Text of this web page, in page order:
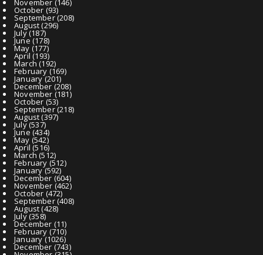
November (146)
October (93)
September(208)
August(296)
July(187)
June(178)
May (177)
April (193)
March (192)
February (169)
January(201)
December (208)
November (181)
October (53)
September(218)
August(397)
July(537)
June(434)
May (542)
April (516)
March (512)
February (512)
January(592)
December (604)
November (462)
October (472)
September(408)
August(428)
July(358)
December (11)
February (710)
January(1026)
December (743)